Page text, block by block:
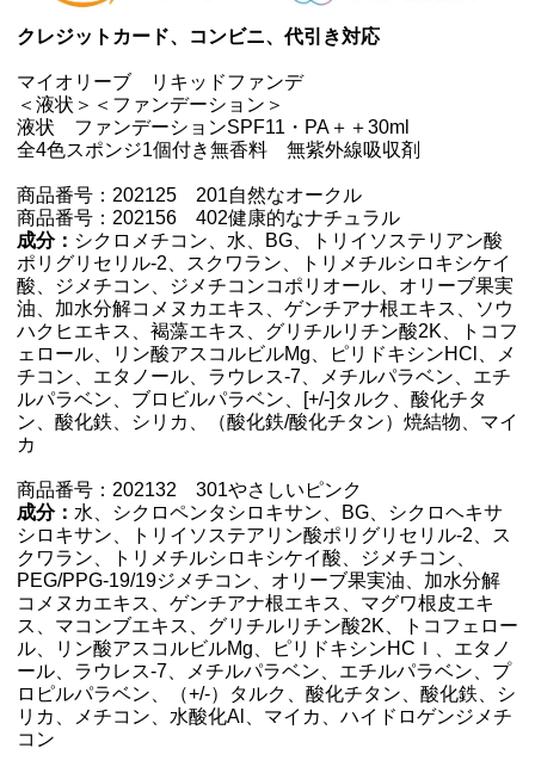
クレジットカード、コンビニ、代引き対応
マイオリーブ リキッドファンデ
＜液状＞＜ファンデーション＞
液状 ファンデーションSPF11・PA＋＋30ml
全4色スポンジ1個付き無香料 無紫外線吸収剤
商品番号：202125 201自然なオークル
商品番号：202156 402健康的なナチュラル
成分： シクロメチコン、水、BG、トリイソステリアン酸
ポリグリセリル-2、スクワラン、トリメチルシロキシケイ
酸、ジメチコン、ジメチコンコポリオール、オリーブ果実
油、加水分解コメヌカエキス、ゲンチアナ根エキス、ソウ
ハクヒエキス、褐藻エキス、グリチルリチン酸2K、トコフ
ェロール、リン酸アスコルビルMg、ピリドキシンHCl、メ
チコン、エタノール、ラウレス-7、メチルパラベン、エチ
ルパラベン、ブロビルパラベン、[+/-]タルク、酸化チタ
ン、酸化鉄、シリカ、（酸化鉄/酸化チタン）焼結物、マイ
カ
商品番号：202132 301やさしいピンク
成分： 水、シクロペンタシロキサン、BG、シクロヘキサ
シロキサン、トリイソステアリン酸ポリグリセリル-2、ス
クワラン、トリメチルシロキシケイ酸、ジメチコン、
PEG/PPG-19/19ジメチコン、オリーブ果実油、加水分解
コメヌカエキス、ゲンチアナ根エキス、マグワ根皮エキ
ス、マコンブエキス、グリチルリチン酸2K、トコフェロー
ル、リン酸アスコルビルMg、ピリドキシンHCｌ、エタノ
ール、ラウレス-7、メチルパラベン、エチルパラベン、プ
ロピルパラベン、（+/-）タルク、酸化チタン、酸化鉄、シ
リカ、メチコン、水酸化Al、マイカ、ハイドロゲンジメチ
コン